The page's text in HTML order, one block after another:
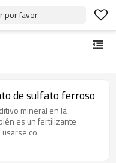
por favor
de sulfato ferroso
mineral en la
es un fertilizante
co